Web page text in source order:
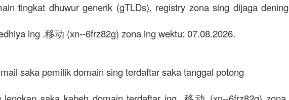
tingkat dhuwur generik (gTLDs), registry zona sing dijaga dening
ing .移动 (xn--6frz82g) zona ing wektu: 07.08.2026.
saka pemilik domain sing terdaftar saka tanggal potong